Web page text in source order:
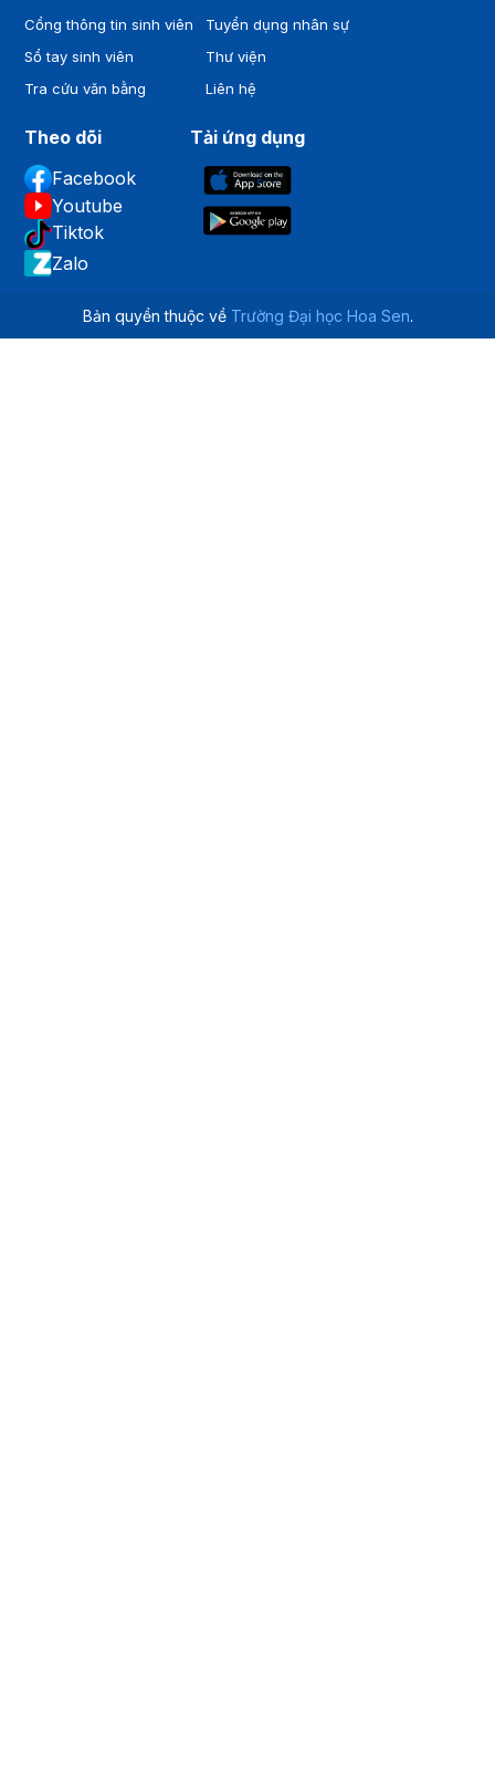
Cổng thông tin sinh viên
Sổ tay sinh viên
Tra cứu văn bằng
Tuyển dụng nhân sự
Thư viện
Liên hệ
Theo dõi
Facebook
Youtube
Tiktok
Zalo
Tải ứng dụng
Bản quyền thuộc về Trường Đại học Hoa Sen.